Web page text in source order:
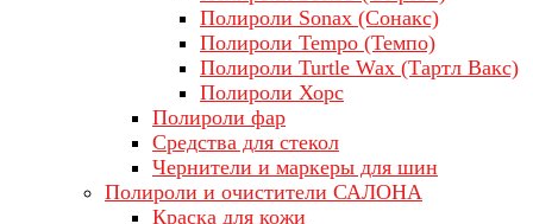
Полироли Sonax (Сонакс)
Полироли Tempo (Темпо)
Полироли Turtle Wax (Тартл Вакс)
Полироли Хорс
Полироли фар
Средства для стекол
Чернители и маркеры для шин
Полироли и очистители САЛОНА
Краска для кожи